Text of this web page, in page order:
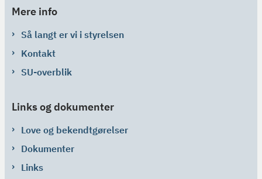
Mere info
Så langt er vi i styrelsen
Kontakt
SU-overblik
Links og dokumenter
Love og bekendtgørelser
Dokumenter
Links